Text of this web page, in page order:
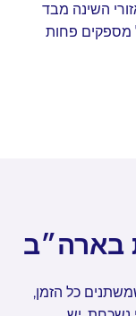
השינה מבד
מספקים פחות
בארה״ב
כל הזמן,